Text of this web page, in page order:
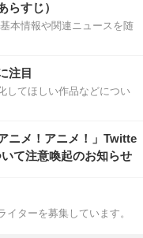
らすじ）
本情報や関連ニュースを随
注目
してほしい作品などについ
ニメ！アニメ！」Twitte
て注意喚起のお知らせ
ターを募集しています。